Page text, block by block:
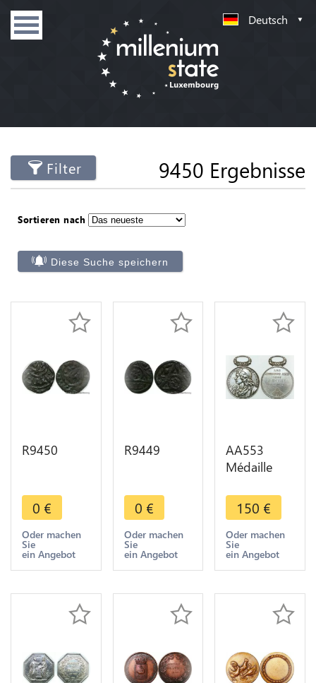
Deutsch
Filter 9450 Ergebnisse
Sortieren nach
Diese Suche speichern
R9450
0 €
Oder machen
Sie
ein Angebot
R9449
0 €
Oder machen
Sie
ein Angebot
AA553
Médaille
Poquelin
Poète
Comédien
Jeudistes
1888
150 €
Oder machen
Sie
ein Angebot